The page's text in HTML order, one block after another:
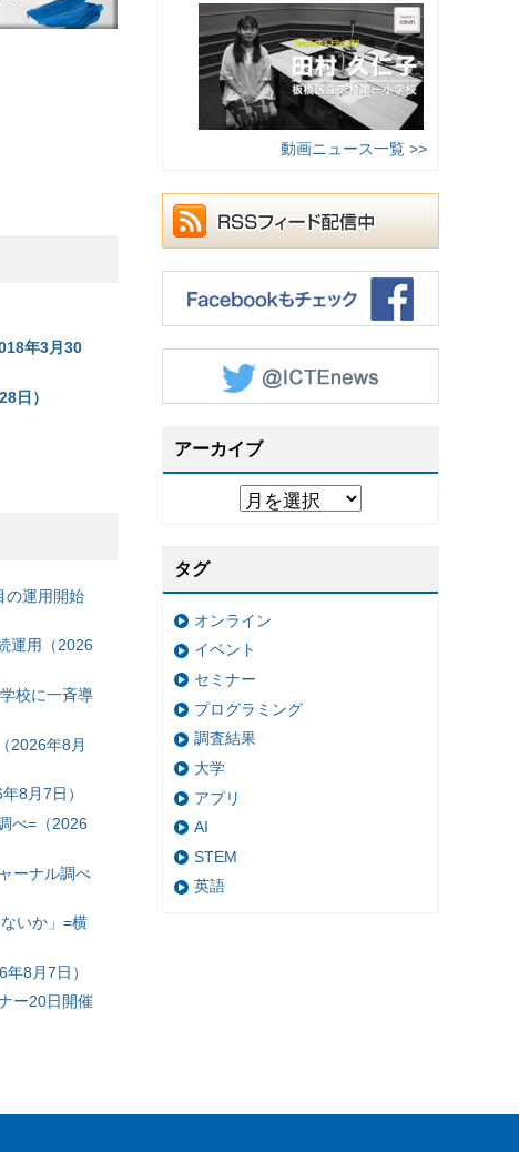
年3月30
日）
の運用開始
運用（2026
校に一斉導
2026年8月
8月7日）
べ=（2026
ーナル調べ
いか」=横
8月7日）
ー20日開催
動画ニュース一覧 >>
アーカイブ
タグ
オンライン
イベント
セミナー
プログラミング
調査結果
大学
アプリ
AI
STEM
英語